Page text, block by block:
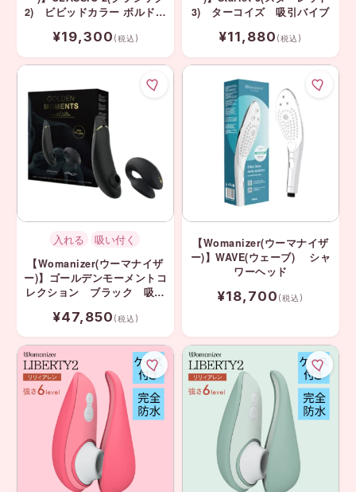
2) ビビッドカラー ボルドー
ー
¥19,300 (税込)
3) ターコイズ 吸引バイブ
¥11,880 (税込)
入れる 吸い付く
【Womanizer(ウーマナイザ
ー)】ゴールデンモーメントコ
レクション ブラック 吸引
の夢のセット!!
¥47,850 (税込)
【Womanizer(ウーマナイザ
ー)】WAVE(ウェーブ) シャ
ワーヘッド
¥18,700 (税込)